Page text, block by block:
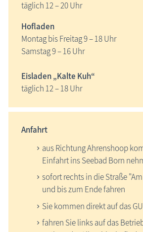
täglich 12 – 20 Uhr
Hofladen
Montag bis Freitag 9 – 18 Uhr
Samstag 9 – 16 Uhr
Eisladen „Kalte Kuh“
täglich 12 – 18 Uhr
Anfahrt
aus Richtung Ahrenshoop
Einfahrt ins Seebad Born
sofort rechts in die Straße
und bis zum Ende fahren
Sie kommen direkt auf das
fahren Sie links auf das